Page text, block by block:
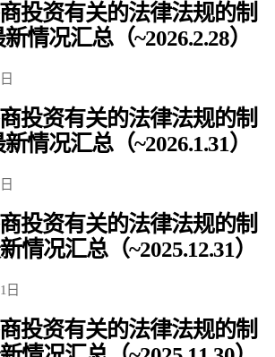
投资有关的法律法规的制
情况汇总（~2026.2.28）
投资有关的法律法规的制
情况汇总（~2026.1.31）
投资有关的法律法规的制
情况汇总（~2025.12.31）
日
投资有关的法律法规的制